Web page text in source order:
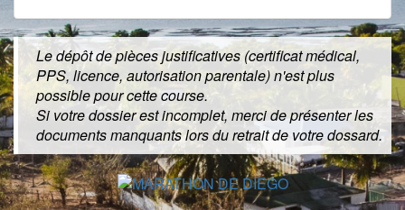
Le dépôt de pièces justificatives (certificat médical,
PPS, licence, autorisation parentale) n'est plus
possible pour cette course.
Si votre dossier est incomplet, merci de présenter les
documents manquants lors du retrait de votre dossard.